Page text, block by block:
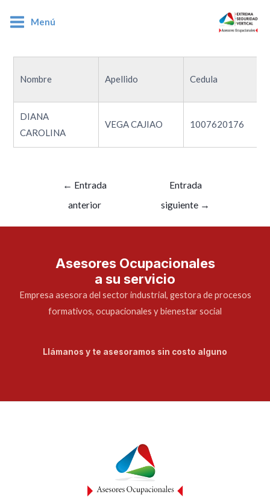
Menú
Nombre Apellido Cedula
DIANA
CAROLINA
VEGA CAJIAO 1007620176
← Entrada
anterior
Entrada
siguiente →
Asesores Ocupacionales
a su servicio
Empresa asesora del sector industrial, gestora de procesos
formativos, ocupacionales y bienestar social
Llámanos y te asesoramos sin costo alguno